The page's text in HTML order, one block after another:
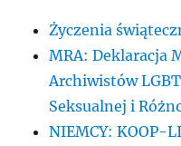
Życzenia
MRA: Deklaracja
Archiwistów
Seksualnej i
NIEMCY: KOOP-